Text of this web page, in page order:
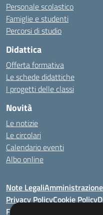
Personale scolastico
Famiglie e studenti
Percorsi di studio
Didattica
Offerta formativa
Le schede didattiche
I progetti delle classi
Novità
Le notizie
Le circolari
Calendario eventi
Albo online
Note Legali
Privacy PolicyCookie Policy
Feedback